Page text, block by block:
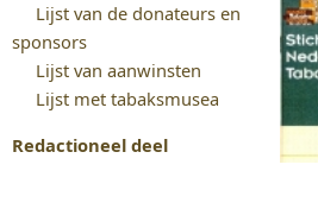
Lijst van de donateurs en
sponsors
Lijst van aanwinsten
Lijst met tabaksmusea
Redactioneel deel